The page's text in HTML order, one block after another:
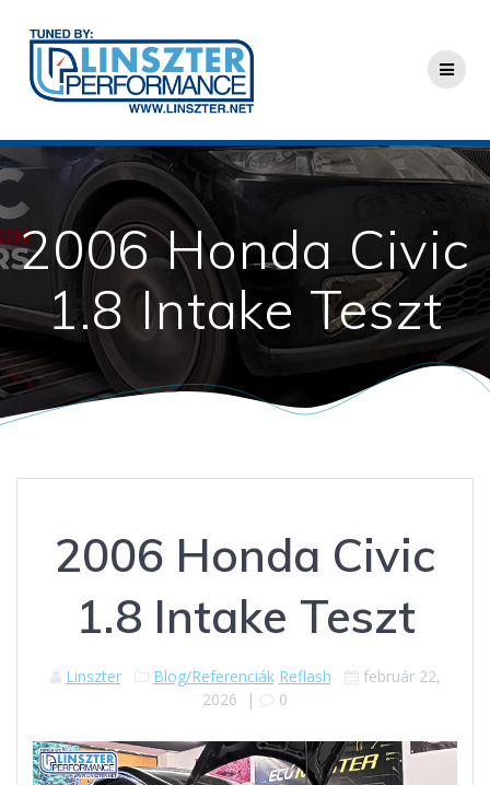
content
2006 Honda Civic
1.8 Intake Teszt
2006 Honda Civic
1.8 Intake Teszt
Linszter Blog/Referenciák Reflash
február 22,
2026 | 0